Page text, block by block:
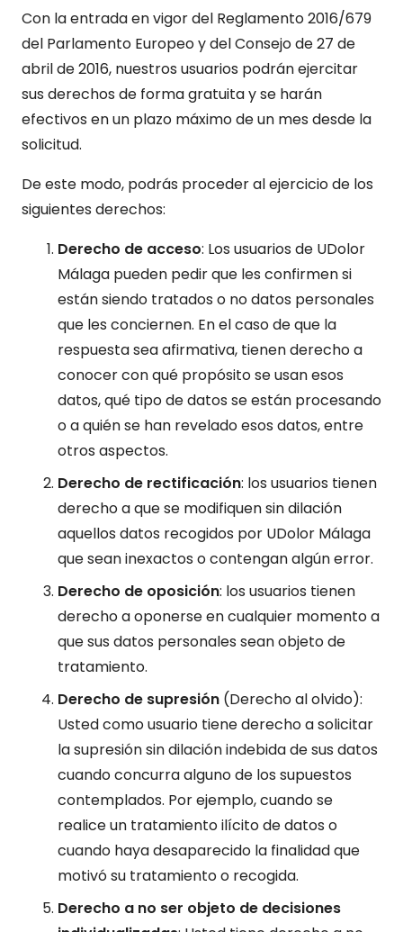
Con la entrada en vigor del Reglamento 2016/679
del Parlamento Europeo y del Consejo de 27 de
abril de 2016, nuestros usuarios podrán ejercitar
sus derechos de forma gratuita y se harán
efectivos en un plazo máximo de un mes desde la
solicitud.
De este modo, podrás proceder al ejercicio de los
siguientes derechos:
Derecho de acceso: Los usuarios de UDolor
Málaga pueden pedir que les confirmen si
están siendo tratados o no datos personales
que les conciernen. En el caso de que la
respuesta sea afirmativa, tienen derecho a
conocer con qué propósito se usan esos
datos, qué tipo de datos se están procesando
o a quién se han revelado esos datos, entre
otros aspectos.
Derecho de rectificación: los usuarios tienen
derecho a que se modifiquen sin dilación
aquellos datos recogidos por UDolor Málaga
que sean inexactos o contengan algún error.
Derecho de oposición: los usuarios tienen
derecho a oponerse en cualquier momento a
que sus datos personales sean objeto de
tratamiento.
Derecho de supresión (Derecho al olvido):
Usted como usuario tiene derecho a solicitar
la supresión sin dilación indebida de sus datos
cuando concurra alguno de los supuestos
contemplados. Por ejemplo, cuando se
realice un tratamiento ilícito de datos o
cuando haya desaparecido la finalidad que
motivó su tratamiento o recogida.
Derecho a no ser objeto de decisiones